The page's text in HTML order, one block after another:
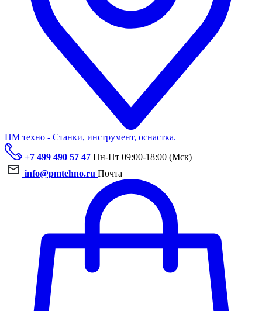
ПМ техно - Станки, инструмент, оснастка.
+7 499 490 57 47 Пн-Пт 09:00-18:00 (Мск)
info@pmtehno.ru Почта